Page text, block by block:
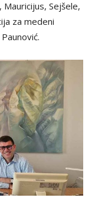
Sejšele,
za medeni